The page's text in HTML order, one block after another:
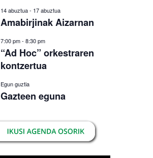
14 abuztua- 17 abuztua
Amabirjinak Aizarnan
7:00 pm- 8:30 pm
“Ad Hoc” orkestraren
kontzertua
Egun guztia
Gazteen eguna